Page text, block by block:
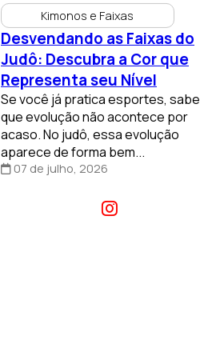
Kimonos e Faixas
Desvendando as Faixas do
Judô: Descubra a Cor que
Representa seu Nível
Se você já pratica esportes, sabe
que evolução não acontece por
acaso. No judô, essa evolução
aparece de forma bem...
07 de julho, 2026